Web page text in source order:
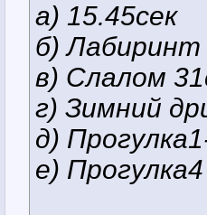
а) 15.45сек
б) Лабиринт
в) Слалом
г) Зимний
д)
е) Прогулка4